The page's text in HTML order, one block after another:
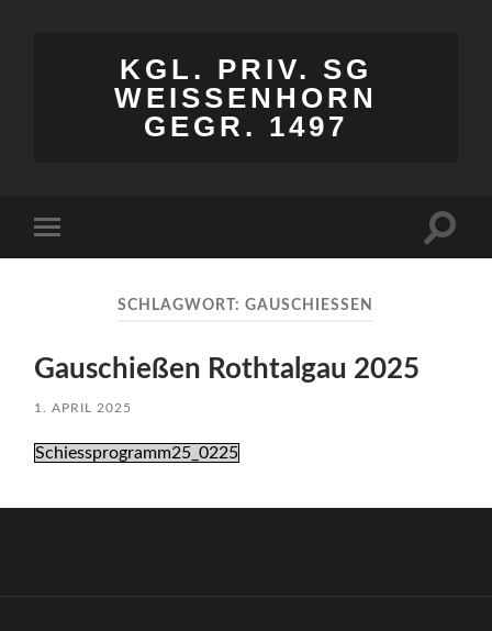
KGL. PRIV. SG
WEISSENHORN
GEGR. 1497
Menü
SCHLAGWORT:GAUSCHIESSEN
Gauschießen Rothtalgau 2025
1. APRIL 2025
Schiessprogramm25_0225